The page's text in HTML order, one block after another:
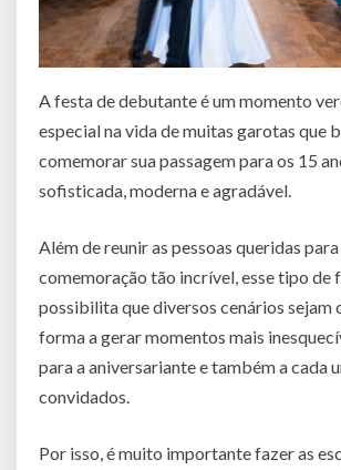
A festa de debutante é um momento
especial na vida de muitas garotas que
comemorar sua passagem para os 15
sofisticada, moderna e agradável.
Além de reunir as pessoas queridas
comemoração tão incrível, esse tipo de
possibilita que diversos cenários sejam
forma a gerar momentos mais
para a aniversariante e também a cada
convidados.
Por isso, é muito importante fazer as